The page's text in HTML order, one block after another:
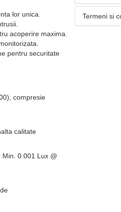
lor unica.
acoperire maxima.
pentru securitate
compresie
calitate
0.001 Lux @
Termeni si